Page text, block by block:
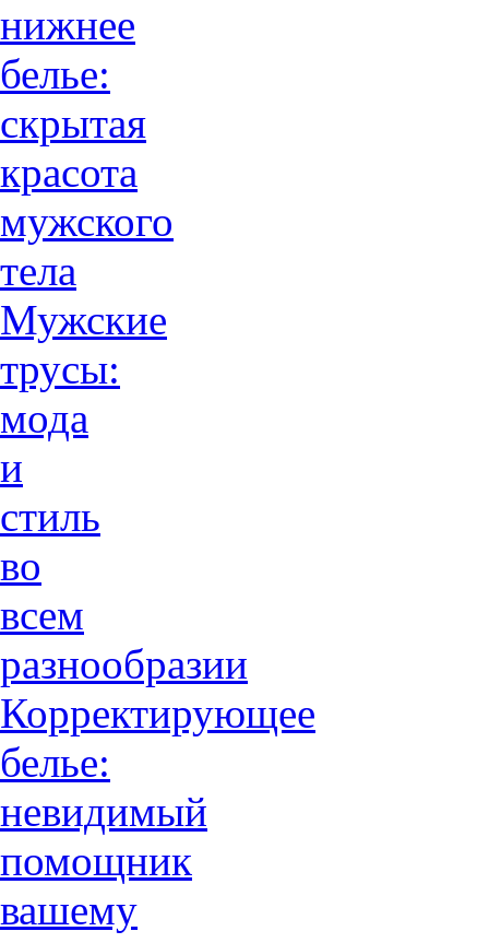
нижнее
белье:
скрытая
красота
мужского
тела
Мужские
трусы:
мода
и
стиль
во
всем
разнообразии
Корректирующее
белье:
невидимый
помощник
вашему